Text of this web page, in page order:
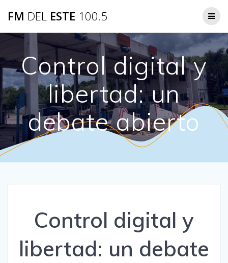
FM DEL ESTE 100.5
Control digital y
libertad: un
debate abierto
Control digital y
libertad: un debate